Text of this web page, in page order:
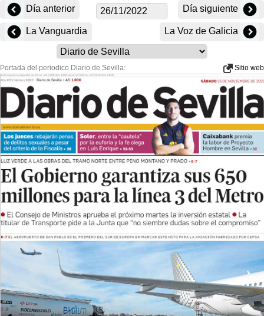
Día anterior Día siguiente
La Vanguardia La Voz de Galicia
Portada del periodico Diario de Sevilla: Sitio web